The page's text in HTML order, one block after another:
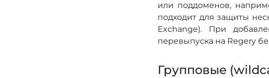
или поддоменов,
подходит для защиты
Exchange). При
перевыпуска на Regery
Групповые